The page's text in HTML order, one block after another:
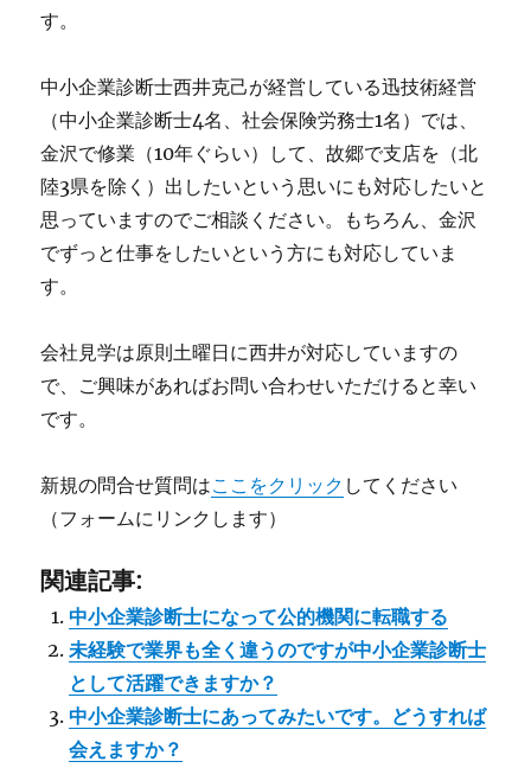
す。
中小企業診断士西井克己が経営している迅技術経営
（中小企業診断士4名、社会保険労務士1名）では、
金沢で修業（10年ぐらい）して、故郷で支店を（北
陸3県を除く）出したいという思いにも対応したいと
思っていますのでご相談ください。もちろん、金沢
でずっと仕事をしたいという方にも対応していま
す。
会社見学は原則土曜日に西井が対応していますの
で、ご興味があればお問い合わせいただけると幸い
です。
新規の問合せ質問はここをクリック してください
（フォームにリンクします）
関連記事:
中小企業診断士になって公的機関に転職する
未経験で業界も全く違うのですが中小企業診断士
として活躍できますか？
中小企業診断士にあってみたいです。どうすれば
会えますか？